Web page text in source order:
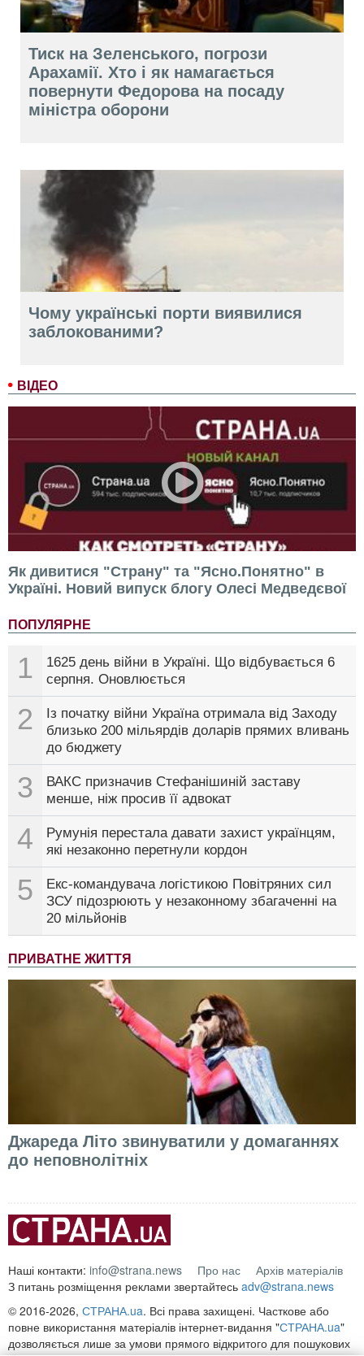
ВІДЕО
Як дивитися "Страну" та "Ясно.Понятно" в
Україні. Новий випуск блогу Олесі Медведєвої
ПОПУЛЯРНЕ
1
1625 день війни в Україні. Що відбувається 6
серпня. Оновлюється
2
Із початку війни Україна отримала від Заходу
близько 200 мільярдів доларів прямих вливань
до бюджету
3
ВАКС призначив Стефанішиній заставу
менше, ніж просив її адвокат
4
Румунія перестала давати захист українцям,
які незаконно перетнули кордон
5
Екс-командувача логістикою Повітряних сил
ЗСУ підозрюють у незаконному збагаченні на
20 мільйонів
ПРИВАТНЕ ЖИТТЯ
Джареда Літо звинуватили у домаганнях
до неповнолітніх
Тиск на Зеленського, погрози
Арахамії. Хто і як намагається
повернути Федорова на посаду
міністра оборони
Чому українські порти виявилися
заблокованими?
Наші контакти: info@strana.news Про нас
Архів матеріалів
З питань розміщення реклами звертайтесь adv@strana.news
© 2016-2026, СТРАНА.ua. Всі права захищені. Часткове або
повне використання матеріалів інтернет-видання "СТРАНА.ua"
дозволяється лише за умови прямого відкритого для пошукових